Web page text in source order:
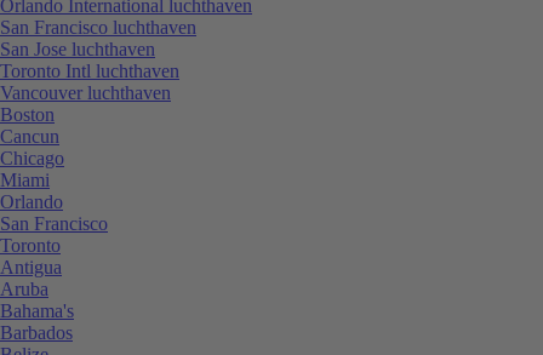
Orlando International luchthaven
San Francisco luchthaven
San Jose luchthaven
Toronto Intl luchthaven
Vancouver luchthaven
Boston
Cancun
Chicago
Miami
Orlando
San Francisco
Toronto
Antigua
Aruba
Bahama's
Barbados